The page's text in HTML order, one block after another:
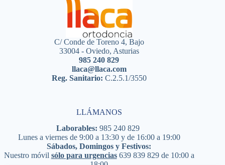
C/ Conde de Toreno 4, Bajo
33004 - Oviedo, Asturias
985 240 829
llaca@llaca.com
Reg. Sanitario: C.2.5.1/3550
LLÁMANOS
Laborables: 985 240 829
Lunes a viernes de 9:00 a 13:30 y de 16:00 a 19:00
Sábados, Domingos y Festivos:
Nuestro móvil sólo para urgencias 639 839 829de 10:00 a